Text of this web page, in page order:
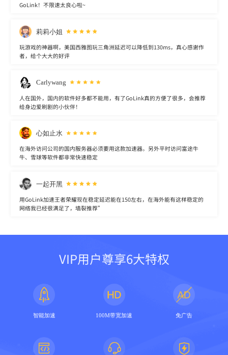
GoLink！不限速太良心啦~
莉莉小姐
玩游戏的神器啊，美国西雅图玩三角洲延迟可以降低到130ms，真心感谢作
者，给个大大的好评
Carlywang
人在国外，国内的软件好多都不能用，有了GoLink真的方便了很多，会推荐
给身边爱刷剧的小伙伴！
心如止水
在海外访问公司的国内服务器必须要用这款加速器。另外平时访问富途牛
牛、雪球等软件都非常快速稳定
一起开黑
用GoLink加速王者荣耀现在稳定延迟能在150左右，在海外能有这样稳定的
网络我已经很满足了，墙裂推荐”
VIP用户尊享6大特权
智能加速 100M带宽加速 免广告